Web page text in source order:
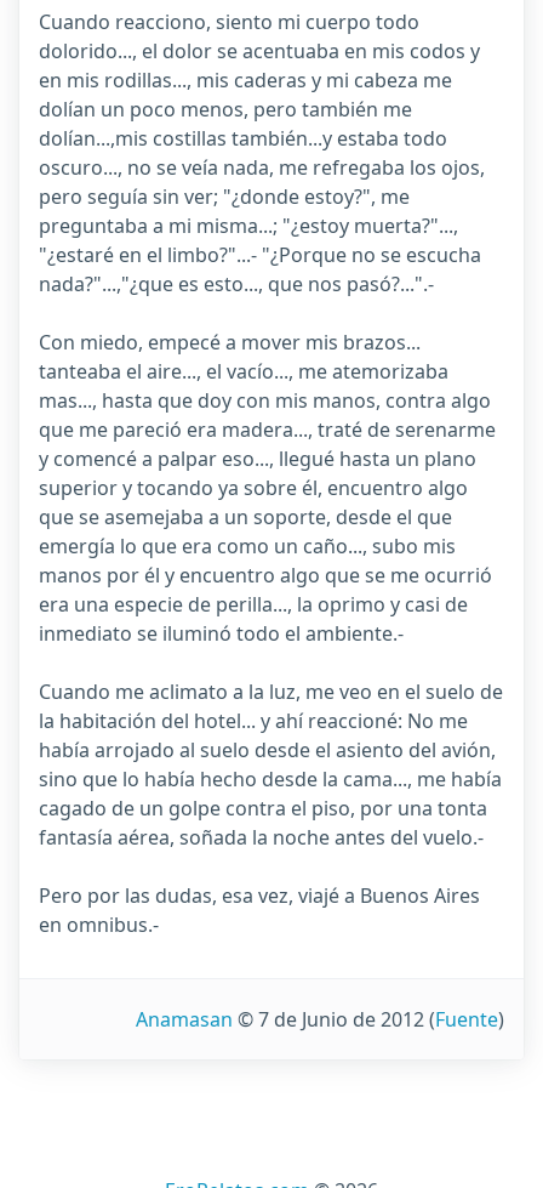
Cuando reacciono, siento mi cuerpo todo
dolorido..., el dolor se acentuaba en mis codos y
en mis rodillas..., mis caderas y mi cabeza me
dolían un poco menos, pero también me
dolían...,mis costillas también...y estaba todo
oscuro..., no se veía nada, me refregaba los ojos,
pero seguía sin ver; "¿donde estoy?", me
preguntaba a mi misma...; "¿estoy muerta?"...,
"¿estaré en el limbo?"...- "¿Porque no se escucha
nada?"...,"¿que es esto..., que nos pasó?...".-
Con miedo, empecé a mover mis brazos...
tanteaba el aire..., el vacío..., me atemorizaba
mas..., hasta que doy con mis manos, contra algo
que me pareció era madera..., traté de serenarme
y comencé a palpar eso..., llegué hasta un plano
superior y tocando ya sobre él, encuentro algo
que se asemejaba a un soporte, desde el que
emergía lo que era como un caño..., subo mis
manos por él y encuentro algo que se me ocurrió
era una especie de perilla..., la oprimo y casi de
inmediato se iluminó todo el ambiente.-
Cuando me aclimato a la luz, me veo en el suelo de
la habitación del hotel... y ahí reaccioné: No me
había arrojado al suelo desde el asiento del avión,
sino que lo había hecho desde la cama..., me había
cagado de un golpe contra el piso, por una tonta
fantasía aérea, soñada la noche antes del vuelo.-
Pero por las dudas, esa vez, viajé a Buenos Aires
en omnibus.-
Anamasan © 7 de Junio de 2012(Fuente)